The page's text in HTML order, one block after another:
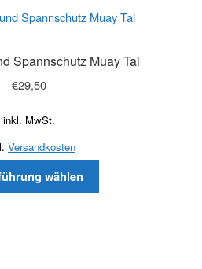
Spannschutz Muay Tai
€29,50
inkl. MwSt.
Versandkosten
wählen